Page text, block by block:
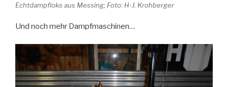
Echtdampfloks aus Messing; Foto: H-J. Krohberger
Und noch mehr Dampfmaschinen…